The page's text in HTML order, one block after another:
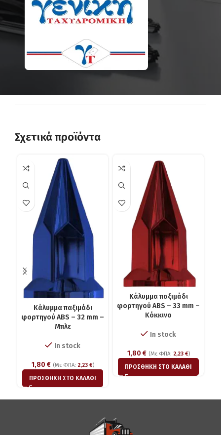
Σχετικά προϊόντα
Κάλυμμα παξιμάδι
φορτηγού ABS – 32 mm –
Μπλε
In stock
1,80 € (Με ΦΠΑ: 2,23 €)
ΠΡΟΣΘΉΚΗ ΣΤΟ ΚΑΛΆΘΙ
Κάλυμμα παξιμάδι
φορτηγού ABS – 33 mm –
Κόκκινο
In stock
1,80 € (Με ΦΠΑ: 2,23 €)
ΠΡΟΣΘΉΚΗ ΣΤΟ ΚΑΛΆΘΙ